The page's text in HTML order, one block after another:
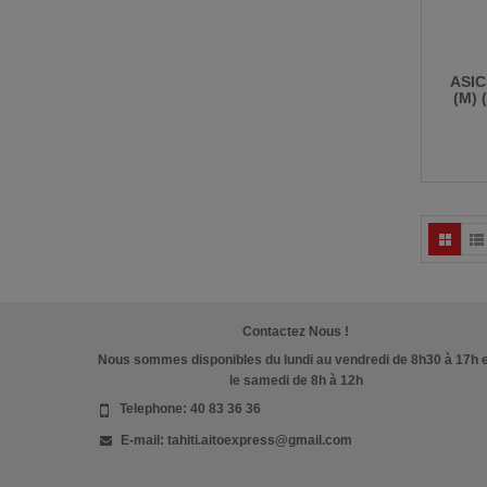
(M)
Contactez Nous !
Nous sommes disponibles du lundi au vendredi de 8h30 à 17h
le samedi de 8h à 12h
Telephone: 40 83 36 36
E-mail: tahiti.aitoexpress@gmail.com